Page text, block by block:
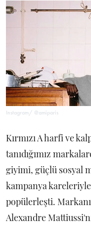
Instagram/ @amiparis
Kırmızı A harfi ve
tanıdığımız
giyimi, güçlü sosyal
kampanya
popülerleşti.
Alexandre